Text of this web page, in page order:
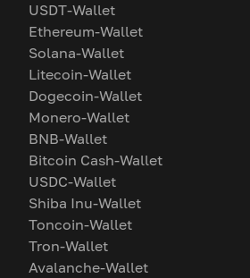
USDT-Wallet
Ethereum-Wallet
Solana-Wallet
Litecoin-Wallet
Dogecoin-Wallet
Monero-Wallet
BNB-Wallet
Bitcoin Cash-Wallet
USDC-Wallet
Shiba Inu-Wallet
Toncoin-Wallet
Tron-Wallet
Avalanche-Wallet